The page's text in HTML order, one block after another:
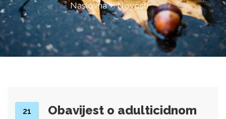
Naslovna Novosti
21
Obavijest o adulticidnom